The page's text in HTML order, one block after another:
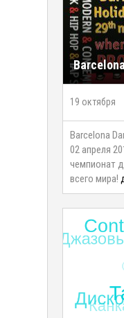
19 октября
Barcelona
02 апреля
чемпионат
всего мира!